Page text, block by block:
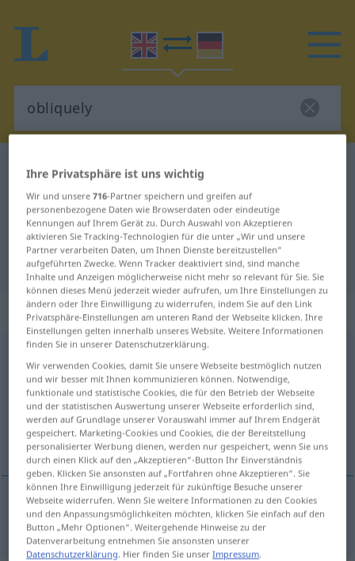
Englisch-Deutsch Wörterbuch
Englisch-Deutsch Übersetzung für
"obliquely"
"obliquely" Deutsch Übersetzung
„obliquely“: adverb
obliquely
Übersicht aller Übersetzungen
(Für mehr Details die Übersetzung anklicken/antippen)
indirekt
indirekt obliquely
Ihre Privatsphäre ist uns wichtig
Wir und unsere716-Partner speichern und greifen auf
personenbezogene Daten wie Browserdaten oder eindeutige
Kennungen auf Ihrem Gerät zu. Durch Auswahl von Akzeptieren
aktivieren Sie Tracking-Technologien für die unter „Wir und unsere
Partner verarbeiten Daten, um Ihnen Dienste bereitzustellen“
aufgeführten Zwecke. Wenn Tracker deaktiviert sind, sind manche
Inhalte und Anzeigen möglicherweise nicht mehr so relevant für Sie. Sie
können dieses Menü jederzeit wieder aufrufen, um Ihre Einstellungen zu
ändern oder Ihre Einwilligung zu widerrufen, indem Sie auf den Link
Privatsphäre-Einstellungen am unteren Rand der Webseite klicken. Ihre
Einstellungen gelten innerhalb unseres Website. Weitere Informationen
finden Sie in unserer Datenschutzerklärung.
Wir verwenden Cookies, damit Sie unsere Webseite bestmöglich nutzen
und wir besser mit Ihnen kommunizieren können. Notwendige,
funktionale und statistische Cookies, die für den Betrieb der Webseite
und der statistischen Auswertung unserer Webseite erforderlich sind,
werden auf Grundlage unserer Vorauswahl immer auf Ihrem Endgerät
gespeichert. Marketing-Cookies und Cookies, die der Bereitstellung
personalisierter Werbung dienen, werden nur gespeichert, wenn Sie uns
durch einen Klick auf den „Akzeptieren“-Button Ihr Einverständnis
geben. Klicken Sie ansonsten auf „Fortfahren ohne Akzeptieren“. Sie
können Ihre Einwilligung jederzeit für zukünftige Besuche unserer
Webseite widerrufen. Wenn Sie weitere Informationen zu den Cookies
und den Anpassungsmöglichkeiten möchten, klicken Sie einfach auf den
Button „Mehr Optionen“. Weitergehende Hinweise zu der
Datenverarbeitung entnehmen Sie ansonsten unserer
Datenschutzerklärung. Hier finden Sie unserImpressum.